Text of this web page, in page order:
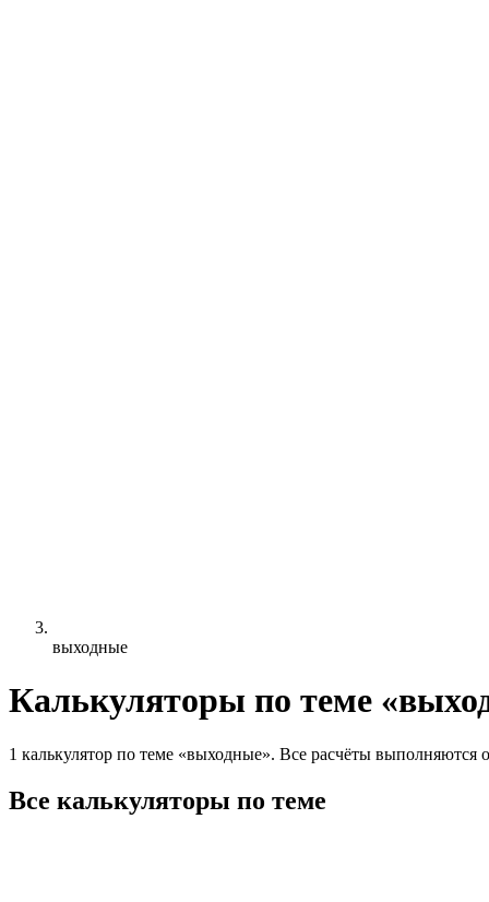
выходные
Калькуляторы по теме
1 калькулятор по теме «выходные». Все расчёты выполняются
Все калькуляторы по теме